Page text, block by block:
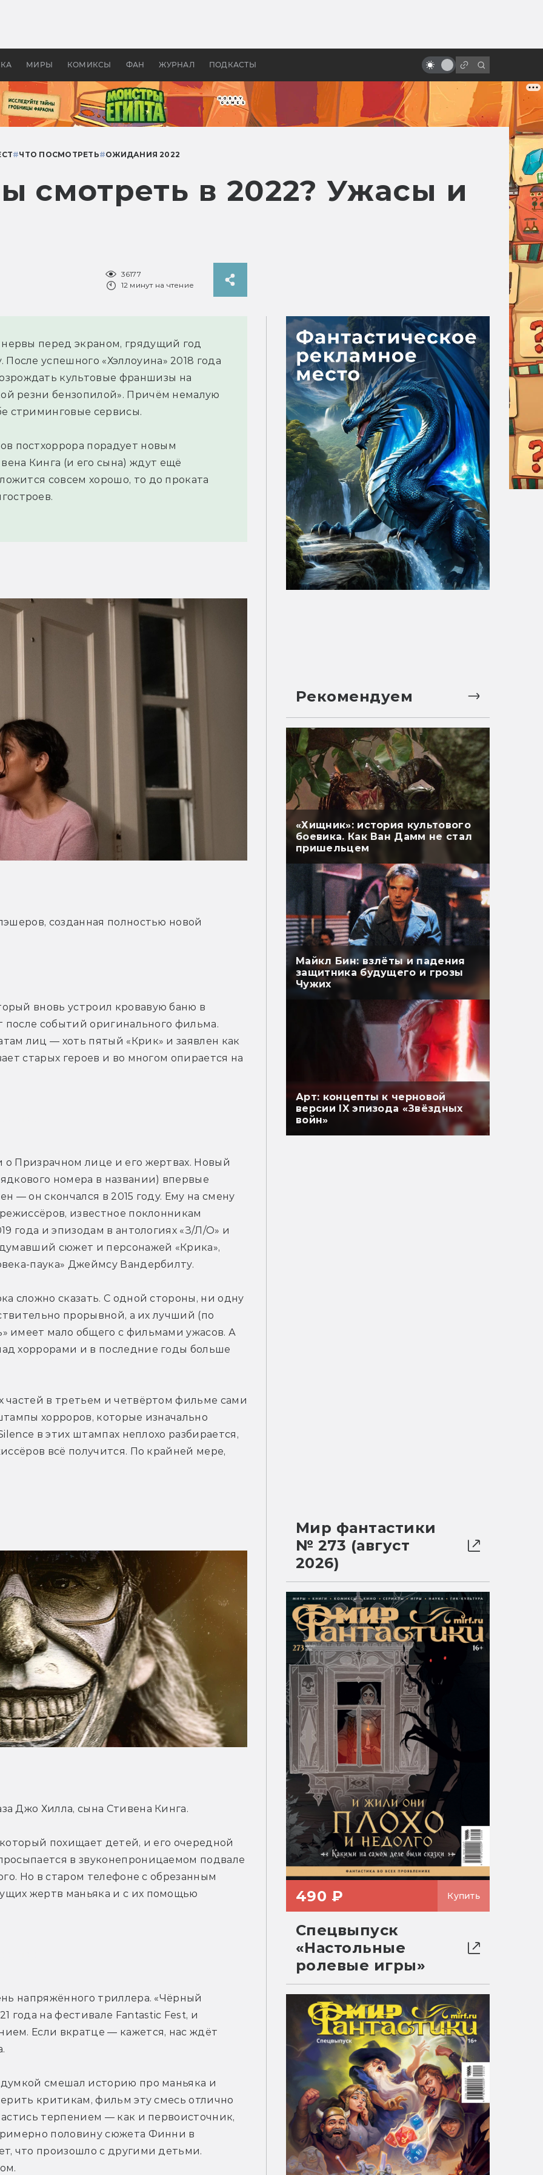
МИРЫ КОМИКСЫ ФАН ЖУРНАЛ ПОДКАСТЫ
колец»
Древней Грецией
снова
#ЧТО ПОСМОТРЕТЬ#ОЖИДАНИЯ 2022
смотреть в 2022? Ужасы и
36177
12 минут на чтение
перед экраном, грядущий год
успешного «Хэллоуина» 2018 года
культовые франшизы на
резни бензопилой». Причём немалую
стриминговые сервисы.
постхоррора порадует новым
Кинга (и его сына) ждут ещё
совсем хорошо, то до проката
созданная полностью новой
вновь устроил кровавую баню в
после событий оригинального фильма.
лиц — хоть пятый «Крик» и заявлен как
старых героев и во многом опирается на
Призрачном лице и его жертвах. Новый
номера в названии) впервые
— он скончался в 2015 году. Ему на смену
известное поклонникам
года и эпизодам в антологиях «З/Л/О» и
сюжет и персонажей «Крика»,
паука» Джеймсу Вандербилту.
сложно сказать. С одной стороны, ни одну
прорывной, а их лучший (по
имеет мало общего с фильмами ужасов. А
хоррорами и в последние годы больше
частей в третьем и четвёртом фильме сами
хорроров, которые изначально
в этих штампах неплохо разбирается,
всё получится. По крайней мере,
Джо Хилла, сына Стивена Кинга.
похищает детей, и его очередной
в звуконепроницаемом подвале
Но в старом телефоне с обрезанным
жертв маньяка и с их помощью
напряжённого триллера. «Чёрный
года на фестивале Fantastic Fest, и
Если вкратце — кажется, нас ждёт
смешал историю про маньяка и
критикам, фильм эту смесь отлично
терпением — как и первоисточник,
половину сюжета Финни в
что произошло с другими детьми.
Рекомендуем
«Хищник»: история культового
боевика. Как Ван Дамм не стал
пришельцем
Майкл Бин: взлёты и падения
защитника будущего и грозы
Чужих
Арт: концепты к черновой
версии IX эпизода «Звёздных
войн»
Мир фантастики
№ 273 (август
2026)
490 ₽ Купить
Спецвыпуск
«Настольные
ролевые игры»